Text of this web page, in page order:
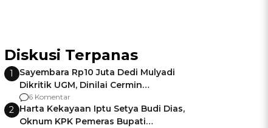
Diskusi Terpanas
1
Sayembara Rp10 Juta Dedi Mulyadi
Dikritik UGM, Dinilai Cermin
Gagalnya Negara Jamin Keamanan
6 Komentar
2 Harta Kekayaan Iptu Setya Budi Dias,
Oknum KPK Pemeras Bupati